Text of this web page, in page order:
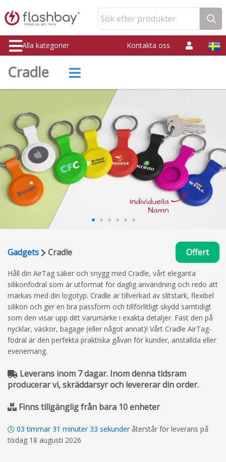
Sök efter produkter
Alla kategorier Kontakta oss
Cradle
Gadgets Cradle Offert
Håll din AirTag säker och snygg med Cradle, vårt eleganta
silikonfodral som är utformat för daglig användning och redo att
märkas med din logotyp. Cradle är tillverkad av slitstark, flexibel
silikon och ger en bra passform och tillförlitligt skydd samtidigt
som den visar upp ditt varumärke i exakta detaljer. Fäst den på
nycklar, väskor, bagage (eller något annat)! Vårt Cradle AirTag-
fodral är den perfekta praktiska gåvan för kunder, anställda eller
evenemang.
Leverans inom 7 dagar. Inom denna tidsram
producerar vi, skräddarsyr och levererar din order.
Finns tillgänglig från bara 10 enheter
03 timmar 31 minuter 32 sekunder återstår för leverans på
tisdag 18 augusti 2026